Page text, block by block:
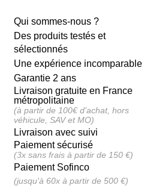
Qui sommes-nous ?
Des produits testés et
sélectionnés
Une expérience incomparable
Garantie 2 ans
Livraison gratuite en France
métropolitaine
(à partir de 100€ d'achat, hors
véhicule, SAV et MO)
Livraison avec suivi
Paiement sécurisé
(3x sans frais à partir de 150 €)
Paiement Sofinco
(jusqu'à 60x à partir de 500 €)